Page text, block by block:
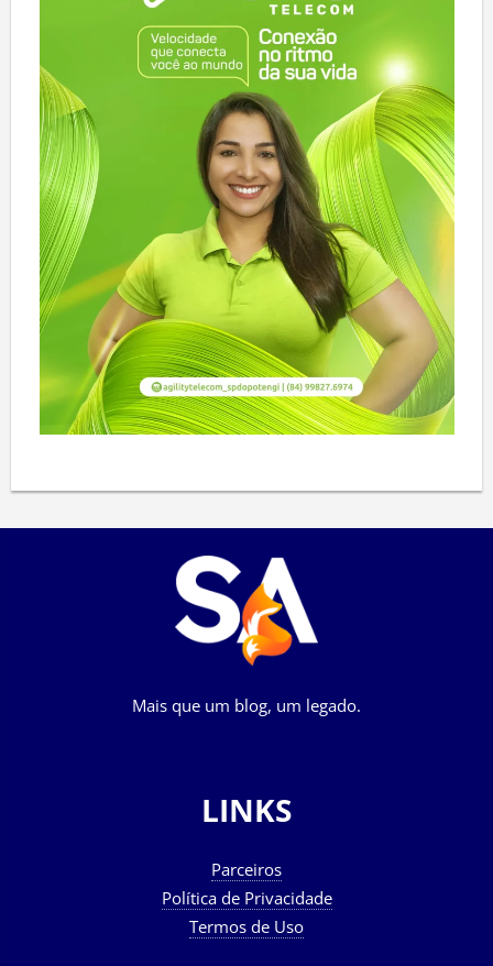
Mais que um blog, um legado.
LINKS
Parceiros
Política de Privacidade
Termos de Uso